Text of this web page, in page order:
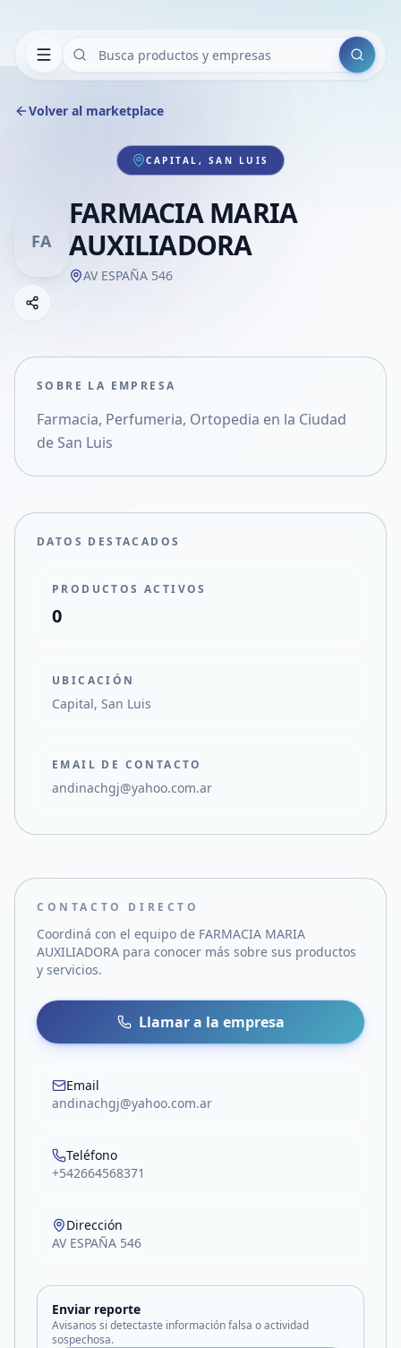
Buscar
Volver al marketplace
CAPITAL, SAN LUIS
FA
FARMACIA MARIA
AUXILIADORA
AV ESPAÑA 546
Compartir empresa
Compartir en X
SOBRE LA EMPRESA
Farmacia, Perfumeria, Ortopedia en la Ciudad
de San Luis
DATOS DESTACADOS
PRODUCTOS ACTIVOS
0
UBICACIÓN
Capital, San Luis
EMAIL DE CONTACTO
andinachgj@yahoo.com.ar
CONTACTO DIRECTO
Coordiná con el equipo de FARMACIA MARIA
AUXILIADORA para conocer más sobre sus productos
y servicios.
Llamar a la empresa
Email
andinachgj@yahoo.com.ar
Teléfono
+542664568371
Dirección
AV ESPAÑA 546
Enviar reporte
Avisanos si detectaste información falsa o actividad
sospechosa.